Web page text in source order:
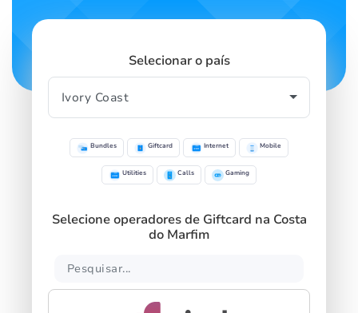
Selecionar o país
Bundles Giftcard Internet Mobile
Utilities Calls Gaming
Selecione operadores de Giftcard na Costa
do Marfim